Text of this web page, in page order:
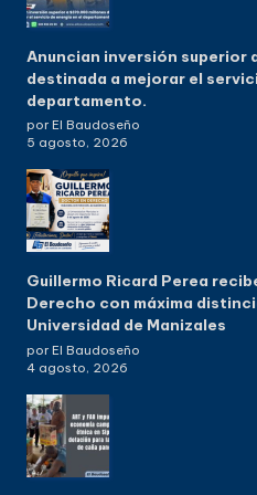
Anuncian inversión superior
destinada a mejorar el
departamento.
por El Baudoseño
5 agosto, 2026
Guillermo Ricard Perea
Derecho con máxima
Universidad de Manizales
por El Baudoseño
4 agosto, 2026